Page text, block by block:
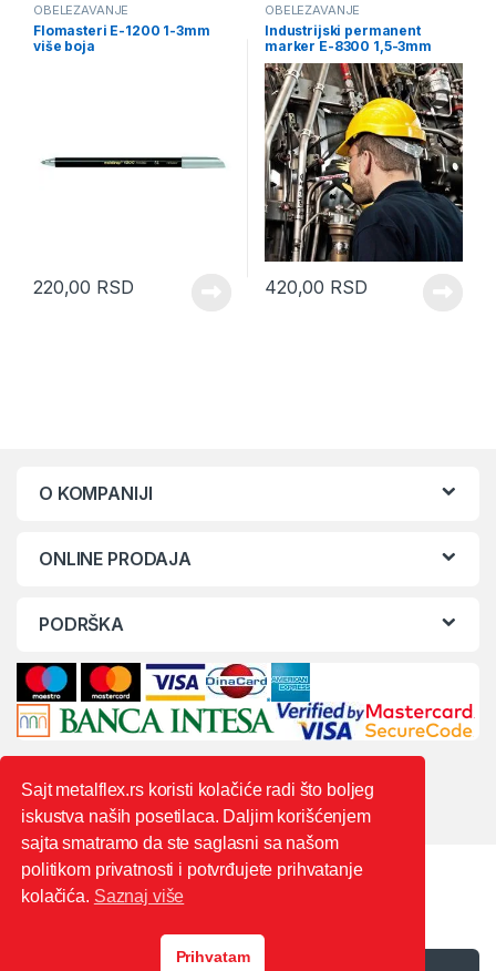
OBELEŽAVANJE
Flomasteri E-1200 1-3mm
više boja
220,00 RSD
OBELEŽAVANJE
Industrijski permanent
marker E-8300 1,5-3mm
više boja
420,00 RSD
O KOMPANIJI
ONLINE PRODAJA
PODRŠKA
Sajt metalflex.rs koristi kolačiće radi što boljeg
iskustva naših posetilaca. Daljim korišćenjem
sajta smatramo da ste saglasni sa našom
politikom privatnosti i potvrđujete prihvatanje
kolačića. Saznaj više
Prihvatam